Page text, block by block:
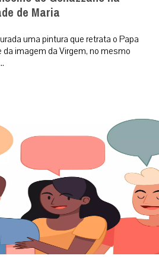
de Maria
uma pintura que retrata o Papa
da imagem da Virgem, no mesmo